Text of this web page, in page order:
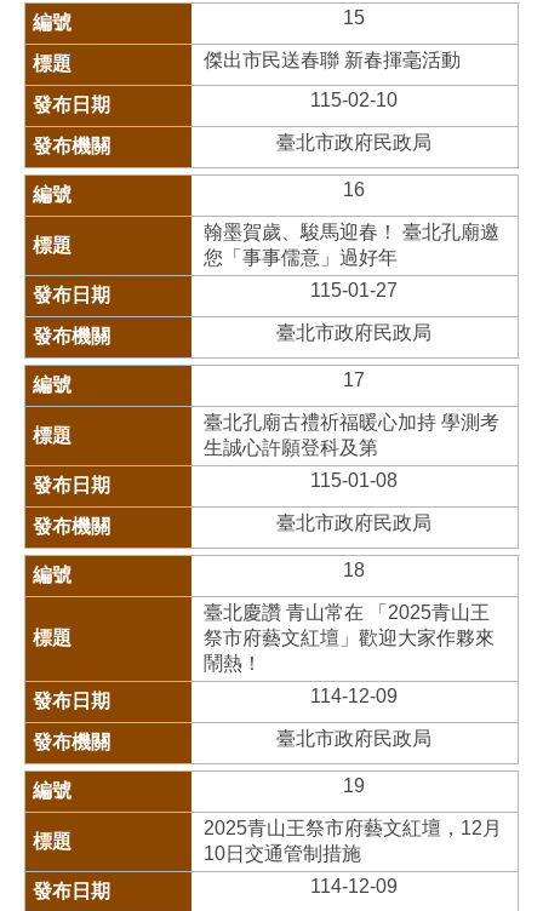
15
傑出市民送春聯 新春揮毫活動
115-02-10
臺北市政府民政局
16
翰墨賀歲、駿馬迎春！ 臺北孔廟邀
您「事事儒意」過好年
115-01-27
臺北市政府民政局
17
臺北孔廟古禮祈福暖心加持 學測考
生誠心許願登科及第
115-01-08
臺北市政府民政局
18
臺北慶讚 青山常在 「2025青山王
祭市府藝文紅壇」歡迎大家作夥來
鬧熱！
114-12-09
臺北市政府民政局
19
2025青山王祭市府藝文紅壇，12月
10日交通管制措施
114-12-09